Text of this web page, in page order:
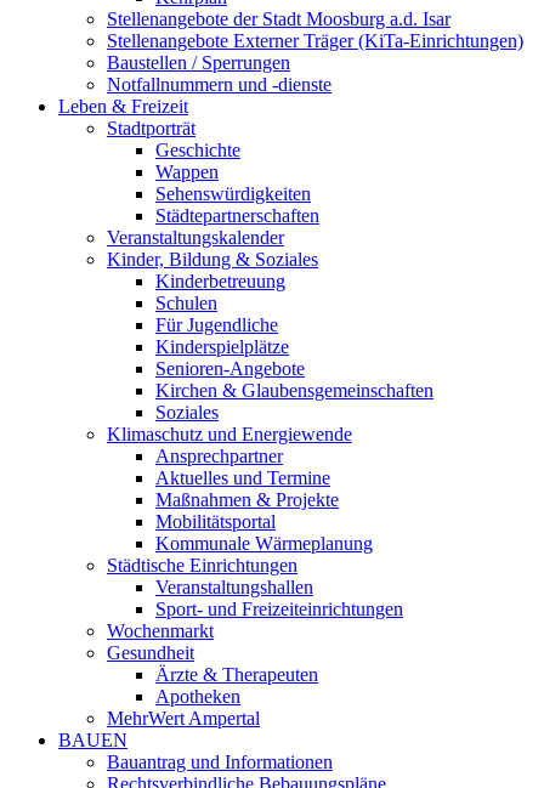
Stellenangebote der Stadt Moosburg a.d. Isar
Stellenangebote Externer Träger (KiTa-Einrichtungen)
Baustellen / Sperrungen
Notfallnummern und -dienste
Leben & Freizeit
Stadtporträt
Geschichte
Wappen
Sehenswürdigkeiten
Städtepartnerschaften
Veranstaltungskalender
Kinder, Bildung & Soziales
Kinderbetreuung
Schulen
Für Jugendliche
Kinderspielplätze
Senioren-Angebote
Kirchen & Glaubensgemeinschaften
Soziales
Klimaschutz und Energiewende
Ansprechpartner
Aktuelles und Termine
Maßnahmen & Projekte
Mobilitätsportal
Kommunale Wärmeplanung
Städtische Einrichtungen
Veranstaltungshallen
Sport- und Freizeiteinrichtungen
Wochenmarkt
Gesundheit
Ärzte & Therapeuten
Apotheken
MehrWert Ampertal
BAUEN
Bauantrag und Informationen
Rechtsverbindliche Bebauungspläne